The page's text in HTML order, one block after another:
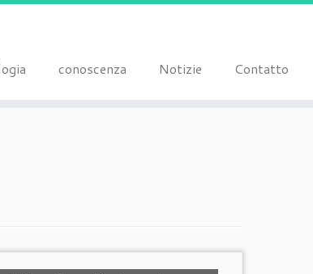
conoscenza Notizie Contatto